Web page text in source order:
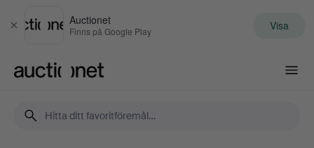
Stäng
Auctionet
Finns på Google Play Visa